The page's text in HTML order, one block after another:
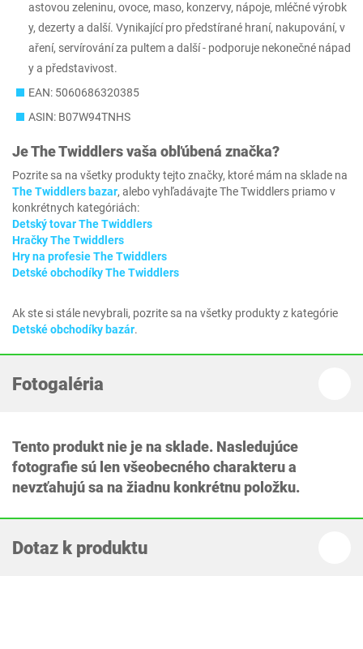
astovou zeleninu, ovoce, maso, konzervy, nápoje, mléčné výrobk
y, dezerty a další. Vynikající pro předstírané hraní, nakupování, v
aření, servírování za pultem a další - podporuje nekonečné nápad
y a představivost.
EAN: 5060686320385
ASIN: B07W94TNHS
JeThe Twiddlersvaša obľúbená značka?
Pozrite sa na všetky produkty tejto značky, ktoré mám na sklade na
The Twiddlers bazar, alebo vyhľadávajte The Twiddlers priamo v
konkrétnych kategóriách:
Detský tovar The Twiddlers
Hračky The Twiddlers
Hry na profesie The Twiddlers
Detské obchodíky The Twiddlers
Ak ste si stále nevybrali, pozrite sa na všetky produkty z kategórie
Detské obchodíky bazár.
Fotogaléria
Tento produkt nie je na sklade. Nasledujúce
fotografie sú len všeobecného charakteru a
nevzťahujú sa na žiadnu konkrétnu položku.
Dotaz k produktu